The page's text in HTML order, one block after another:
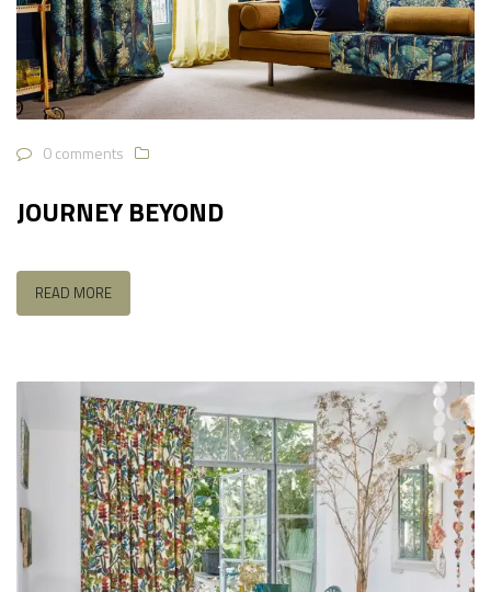
0 comments
JOURNEY BEYOND
READ MORE